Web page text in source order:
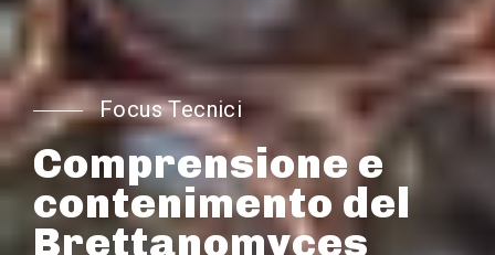
Focus Tecnici
Comprensione e
contenimento del
Brettanomyces